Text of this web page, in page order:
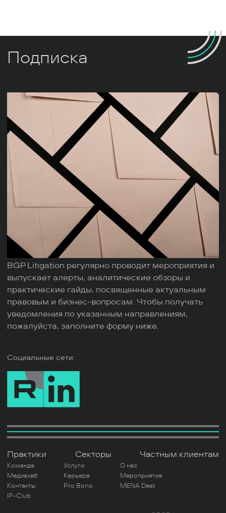
Подписка
BGP Litigation регулярно проводит мероприятия и
выпускает алерты, аналитические обзоры и
практические гайды, посвященные актуальным
правовым и бизнес-вопросам. Чтобы получать
уведомления по указанным направлениям,
пожалуйста, заполните форму ниже.
Социальные сети:
Практики Секторы Частным клиентам
Команда Услуги
О нас
Медиахаб
Карьера
Мероприятия
Контакты
Pro Bono
MENA Desk
IP-Club